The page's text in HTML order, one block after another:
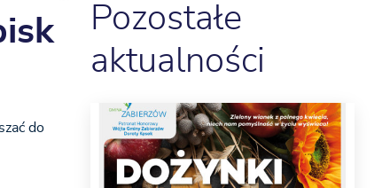
do
Pozostałe
aktualności